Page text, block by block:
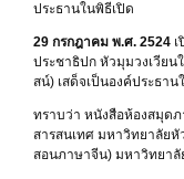
ประธานในพิธีเปิด
29 กรกฎาคม พ.ศ. 2524
ประชาธิปก หัวมุมวงเวีย
สน์) เสด็จเป็นองค์ประธาน
ทราบว่า หนังสือห้องสมุด
สารสนเทศ มหาวิทยาลัย
สอนภาษาจีน) มหาวิทยาลั